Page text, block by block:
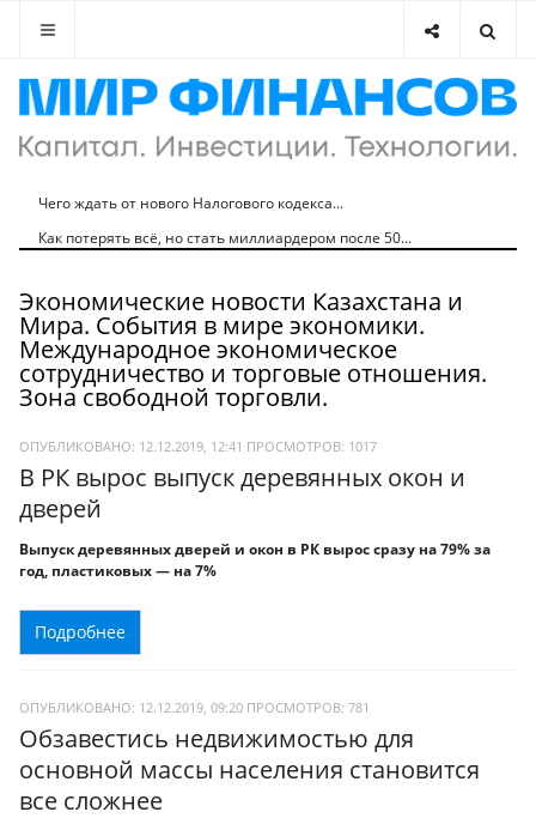
Чего ждать от нового Налогового кодекса...
Как потерять всё, но стать миллиардером после 50...
Экономические новости Казахстана и
Мира. События в мире экономики.
Международное экономическое
сотрудничество и торговые отношения.
Зона свободной торговли.
ОПУБЛИКОВАНО: 12.12.2019, 12:41 ПРОСМОТРОВ: 1017
В РК вырос выпуск деревянных окон и
дверей
Выпуск деревянных дверей и окон в РК вырос сразу на 79% за
год, пластиковых — на 7%
Подробнее
ОПУБЛИКОВАНО: 12.12.2019, 09:20 ПРОСМОТРОВ: 781
Обзавестись недвижимостью для
основной массы населения становится
все сложнее